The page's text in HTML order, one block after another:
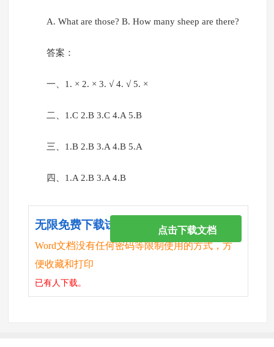
A. What are those? B. How many sheep are there?
答案：
一、1. × 2. × 3. √ 4. √ 5. ×
二、1.C 2.B 3.C 4.A 5.B
三、1.B 2.B 3.A 4.B 5.A
四、1.A 2.B 3.A 4.B
无限免费下载试卷
Word文档没有任何密码等限制使用的方式，方
便收藏和打印
已有人下载。
点击下载文档